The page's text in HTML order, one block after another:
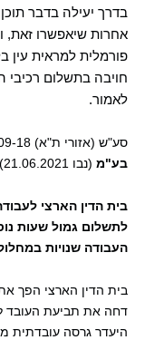
בדרך יעילה בדבר
אחרות שיאפשרו זאת,
פורמלית למראית עין
חויבה בתשלום
לאמור.
סע"ש (אזורי ת"א) 7314-09-18
בע"מ (נבו 21.06.2021)‏‏
בית הדין הארצי
לתשלום גמול שעות
העבודה שנויות
בית הדין הארצי הפך
דחה את תביעת העובד
היעדר גרסה עובדתית